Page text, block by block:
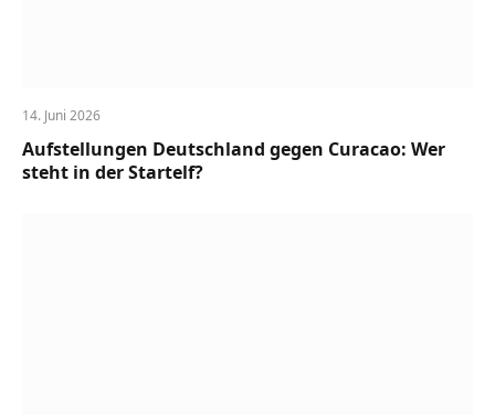
14. Juni 2026
Aufstellungen Deutschland gegen Curacao: Wer
steht in der Startelf?